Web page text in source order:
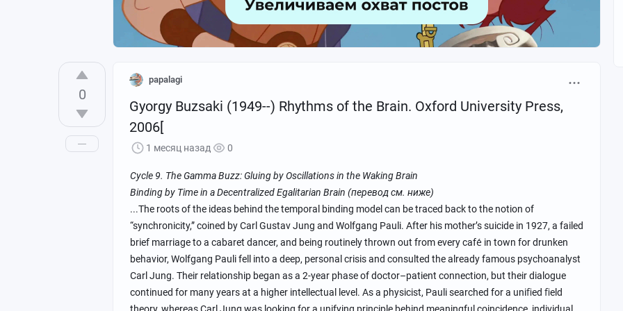
Они родились в голове девятнадцатилетней девушки из Ростова-на-Дону.
смешались безумие, запретная любовь, предательство, гениальность и каноничное научное
швейцарской клинике, до блестящего ученого, у которого великие мужчины без зазрения совести
«заимствовали» идеи. Мэтры просто стерли её имя из истории, оставив девушке лишь скромную
сноску на полях своих великих трудов.
Давайте исправим эту несправедливость и разберем этот клинический случай по полочкам.
Из Ростова с безумием
Если вы когда-нибудь гуляли по Ростову-на-Дону, то наверняка видели знаменитыйособняк Евы
Шпильрейнна улице Пушкинской. В начале XX века этот трехэтажный особняк принадлежал
врачу Еве Марковне Шпильрейн (1863—1922). Здесь, в атмосфере внешнего благополучия росла
её старшая дочь Сабина.
0
papalagi
Gyоrgy Buzsаki (1949--) Rhythms of the Brain. Oxford University Press,
2006[
1 месяц назад 0
Cycle 9. The Gamma Buzz: Gluing by Oscillations in the Waking Brain
Binding by Time in a Decentralized Egalitarian Brain (перевод см. ниже)
...The roots of the ideas behind the temporal binding model can be traced back to the notion of
“synchronicity,” coined by Carl Gustav Jung and Wolfgang Pauli. After his mother’s suicide in 1927, a failed
brief marriage to a cabaret dancer, and being routinely thrown out from every cafе́ in town for drunken
behavior, Wolfgang Pauli fell into a deep, personal crisis and consulted the already famous psychoanalyst
Carl Jung. Their relationship began as a 2-year phase of doctor–patient connection, but their dialogue
continued for many years at a higher intellectual level. As a physicist, Pauli searched for a uniﬁed ﬁeld